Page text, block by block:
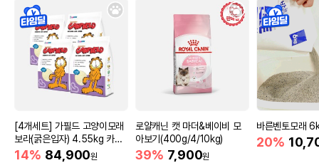
[4개세트] 가필드 고양이모래
보라(굵은입자) 4.55kg 카사
바모래
14% 84,900원
로얄캐닌 캣 마더&베이비 모
아보기(400g/4/10kg)
39% 7,900원
바른벤토모래
20%